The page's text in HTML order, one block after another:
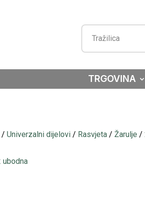
TRGOVINA
/Univerzalni dijelovi / Rasvjeta /Žarulje /